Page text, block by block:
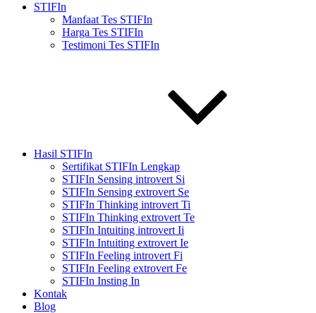
STIFIn
Manfaat Tes STIFIn
Harga Tes STIFIn
Testimoni Tes STIFIn
Hasil STIFIn
Sertifikat STIFIn Lengkap
STIFIn Sensing introvert Si
STIFIn Sensing extrovert Se
STIFIn Thinking introvert Ti
STIFIn Thinking extrovert Te
STIFIn Intuiting introvert Ii
STIFIn Intuiting extrovert Ie
STIFIn Feeling introvert Fi
STIFIn Feeling extrovert Fe
STIFIn Insting In
Kontak
Blog